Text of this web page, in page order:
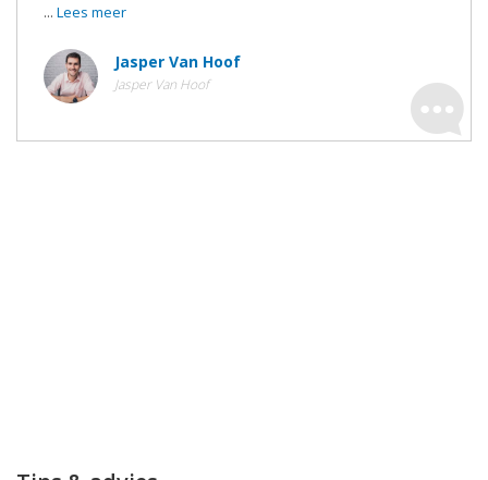
... Lees meer
Jasper Van Hoof
Jasper Van Hoof